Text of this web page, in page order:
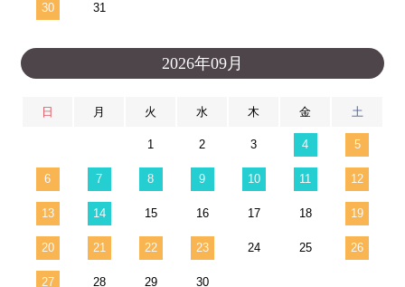
30 31
2026年09月
日 月 火 水 木 金 土
1 2 3 4 5
6 7 8 9 10 11 12
13 14 15 16 17 18 19
20 21 22 23 24 25 26
27 28 29 30